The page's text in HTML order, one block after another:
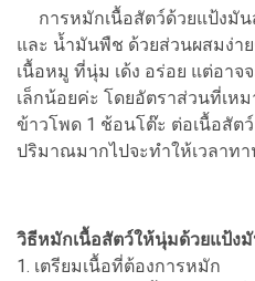
การหมักเนื้อสัตว์ด้วยแป้งมัน
และ น้ำมันพืช ด้วยส่วนผสมง่า
เนื้อหมู ที่นุ่ม เด้ง อร่อย แต่อา
เล็กน้อยค่ะ โดยอัตราส่วนที่เห
ข้าวโพด 1 ช้อนโต๊ะ ต่อเนื้อสัต
ปริมาณมากไปจะทำให้เวลาท
วิธีหมักเนื้อสัตว์ให้นุ่มด้วยแป้ง
1. เตรียมเนื้อที่ต้องการหมัก